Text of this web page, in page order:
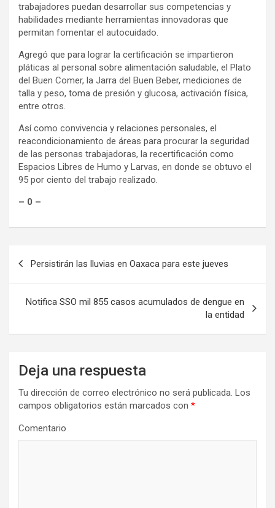
trabajadores puedan desarrollar sus competencias y
habilidades mediante herramientas innovadoras que
permitan fomentar el autocuidado.
Agregó que para lograr la certificación se impartieron
pláticas al personal sobre alimentación saludable, el Plato
del Buen Comer, la Jarra del Buen Beber, mediciones de
talla y peso, toma de presión y glucosa, activación física,
entre otros.
Así como convivencia y relaciones personales, el
reacondicionamiento de áreas para procurar la seguridad
de las personas trabajadoras, la recertificación como
Espacios Libres de Humo y Larvas, en donde se obtuvo el
95 por ciento del trabajo realizado.
– 0 –
Persistirán las lluvias en Oaxaca para este jueves
Notifica SSO mil 855 casos acumulados de dengue en
la entidad
Deja una respuesta
Tu dirección de correo electrónico no será publicada. Los
campos obligatorios están marcados con *
Comentario